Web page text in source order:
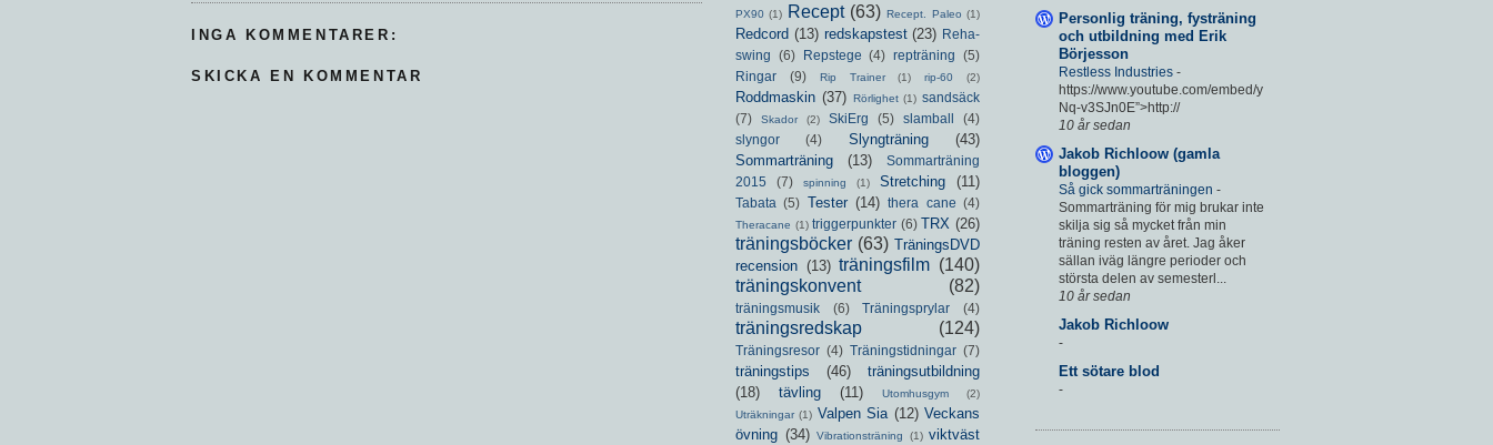
INGA KOMMENTARER:
SKICKA EN KOMMENTAR
Personlig träning, fysträning
och utbildning med Erik
Börjesson
Restless Industries -
https://www.youtube.com/embed/y
Nq-v3SJn0E”>http://
10 år sedan
Jakob Richloow (gamla
bloggen)
Så gick sommarträningen -
Sommarträning för mig brukar inte
skilja sig så mycket från min
träning resten av året. Jag åker
sällan iväg längre perioder och
största delen av semesterl...
10 år sedan
Jakob Richloow
-
Ett sötare blod
-
PX90 (1) Recept (63) Recept. Paleo (1)
Redcord (13) redskapstest (23) Reha-
swing
(6) Repstege (4) repträning
(5)
Ringar
(9) Rip Trainer (1) rip-60 (2)
Roddmaskin (37) Rörlighet (1) sandsäck
(7)
Skador (2) SkiErg (5) slamball
(4)
slyngor
(4) Slyngträning
(43)
Sommarträning
(13)
Sommarträning
2015
(7) spinning (1) Stretching (11)
Tabata (5) Tester (14) thera cane (4)
Theracane (1) triggerpunkter (6) TRX (26)
träningsböcker (63) TräningsDVD
recension (13) träningsfilm (140)
träningskonvent
(82)
träningsmusik (6) Träningsprylar (4)
träningsredskap (124)
Träningsresor (4) Träningstidningar (7)
träningstips (46)
träningsutbildning
(18)
tävling (11) Utomhusgym
(2)
Uträkningar (1) Valpen Sia (12) Veckans
övning (34) Vibrationsträning (1) viktväst